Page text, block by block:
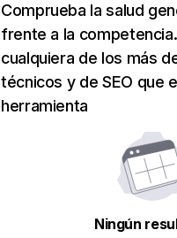
Comprueba la salud
frente a la
cualquiera de los más
técnicos y de SEO que
herramienta
Ningún